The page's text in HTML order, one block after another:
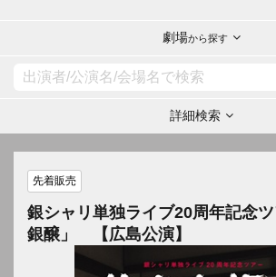
劇場から探す
詳細検索
先着販売
銀シャリ単独ライブ20周年記念
銀醸」 【広島公演】